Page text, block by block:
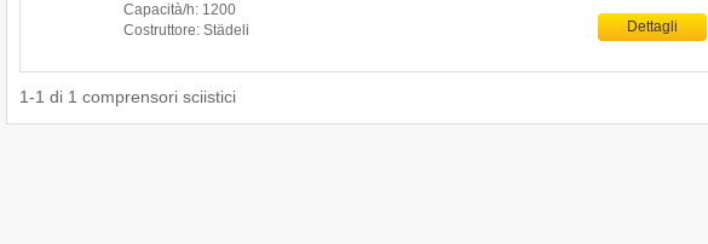
Capacità/h: 1200
Costruttore: Städeli
Dettagli
1-1 di 1 comprensori sciistici